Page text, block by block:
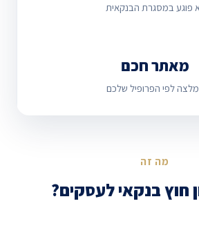
פוגע במסגרת הבנקאית
מאתר חכם
לפי הפרופיל שלכם
מה זה
חוץ בנקאי לעסקים?